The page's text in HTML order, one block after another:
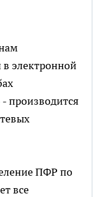
электронной
производится
ПФР по
все